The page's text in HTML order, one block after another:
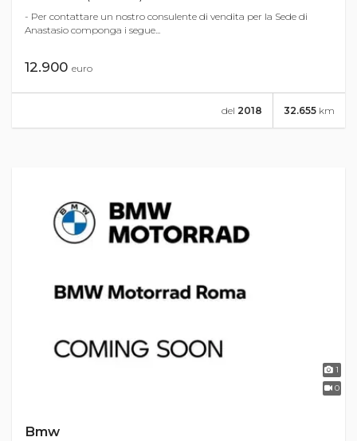
- Per contattare un nostro consulente di vendita per la Sede di
Anastasio componga i segue...
12.900 euro
32.655 km
del 2018
1
0
Bmw